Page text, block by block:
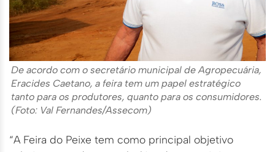
De acordo com o secretário municipal de Agropecuária,
Eracides Caetano, a feira tem um papel estratégico
tanto para os produtores, quanto para os consumidores.
(Foto: Val Fernandes/Assecom)
“A Feira do Peixe tem como principal objetivo